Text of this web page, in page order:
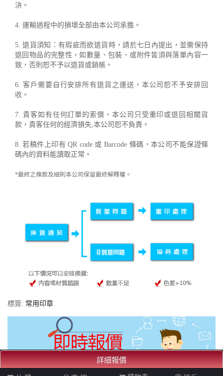
決。
4. 運輸過程中的損壞全部由本公司承擔。
5. 退貨須知：有瑕疵而欲退貨時，請於七日內提出，並需保持
退回物品的完整性，如數量、包裝、或附件皆須與落單內容一
致，否則恕不予以退貨或銷帳。
6. 客戶需要自行安排所有退貨之運送，本公司恕不予安排回
收。
7. 貴客如有任何訂單的索償，本公司只受重印或退回相關貨
款，貴客任何的經濟損失,本公司恕不負責。
8. 若稿件上印有 QR code 或 Barcode 條碼，本公司不能保證條
碼內的資料能讀取正常。
*最終之條款及細則本公司保留最終解釋權。
標簽: 常用印章
詳細報價